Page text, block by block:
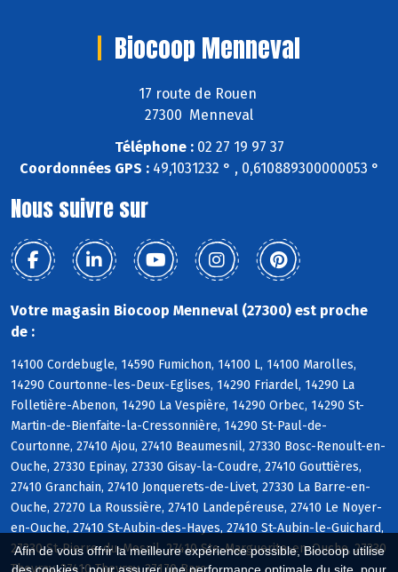
Afin de vous offrir la meilleure expérience possible, Biocoop utilise
Biocoop Menneval
17 route de Rouen
27300 Menneval
Téléphone :02 27 19 97 37
Coordonnées GPS :49,1031232 ° , 0,610889300000053 °
Nous suivre sur
Votre magasin Biocoop Menneval (27300) est proche
de :
14100 Cordebugle, 14590 Fumichon, 14100 L, 14100 Marolles,
14290 Courtonne-les-Deux-Eglises, 14290 Friardel, 14290 La
Folletière-Abenon, 14290 La Vespière, 14290 Orbec, 14290 St-
Martin-de-Bienfaite-la-Cressonnière, 14290 St-Paul-de-
Courtonne, 27410 Ajou, 27410 Beaumesnil, 27330 Bosc-Renoult-en-
Ouche, 27330 Epinay, 27330 Gisay-la-Coudre, 27410 Gouttières,
27410 Granchain, 27410 Jonquerets-de-Livet, 27330 La Barre-en-
Ouche, 27270 La Roussière, 27410 Landepéreuse, 27410 Le Noyer-
en-Ouche, 27410 St-Aubin-des-Hayes, 27410 St-Aubin-le-Guichard,
27330 St-Pierre-du-Mesnil, 27410 Ste-Marguerite-en-Ouche, 27330